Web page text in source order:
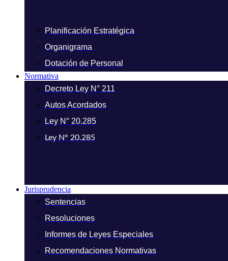
Planificación Estratégica
Organigrama
Dotación de Personal
Normativa
Decreto Ley N° 211
Autos Acordados
Ley N° 20.285
Ley N° 20.285
Jurisprudencia
Sentencias
Resoluciones
Informes de Leyes Especiales
Recomendaciones Normativas